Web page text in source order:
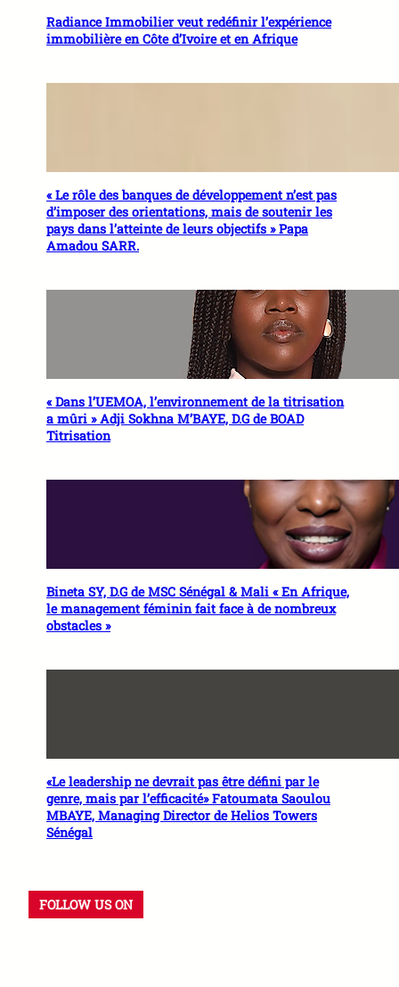
Radiance Immobilier veut redéfinir l’expérience
immobilière en Côte d’Ivoire et en Afrique
« Le rôle des banques de développement n’est pas
d’imposer des orientations, mais de soutenir les
pays dans l’atteinte de leurs objectifs » Papa
Amadou SARR.
« Dans l’UEMOA, l’environnement de la titrisation
a mûri » Adji Sokhna M’BAYE, D.G de BOAD
Titrisation
Bineta SY, D.G de MSC Sénégal & Mali « En Afrique,
le management féminin fait face à de nombreux
obstacles »
«Le leadership ne devrait pas être défini par le
genre, mais par l’efficacité» Fatoumata Saoulou
MBAYE, Managing Director de Helios Towers
Sénégal
FOLLOW US ON